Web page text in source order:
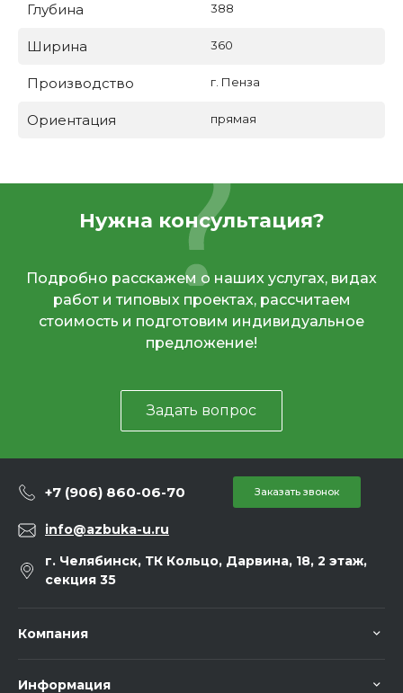
Глубина 388
Ширина 360
Производство г. Пенза
Ориентация прямая
Нужна консультация?
Подробно расскажем о наших услугах, видах
работ и типовых проектах, рассчитаем
стоимость и подготовим индивидуальное
предложение!
Задать вопрос
+7 (906) 860-06-70 Заказать звонок
info@azbuka-u.ru
г. Челябинск, ТК Кольцо, Дарвина, 18, 2 этаж,
секция 35
Компания
Информация